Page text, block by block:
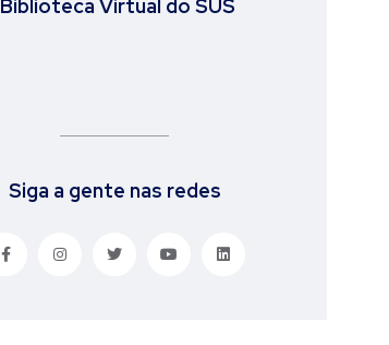
Biblioteca Virtual do SUS
Siga a gente nas redes